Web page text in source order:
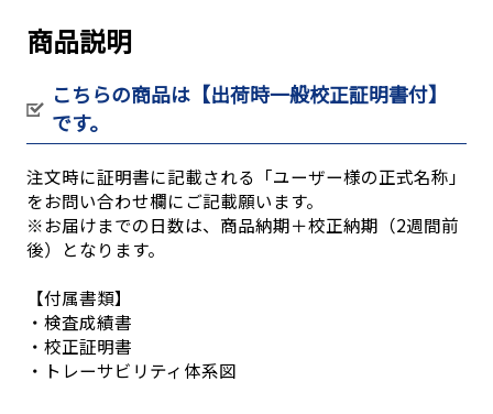
商品説明
こちらの商品は【出荷時一般校正証明書付】
です。
注文時に証明書に記載される「ユーザー様の正式名称」
をお問い合わせ欄にご記載願います。
※お届けまでの日数は、商品納期＋校正納期（2週間前
後）となります。
【付属書類】
・検査成績書
・校正証明書
・トレーサビリティ体系図